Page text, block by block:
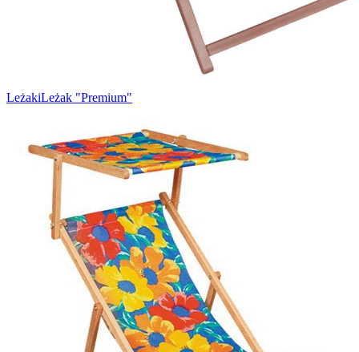
LeżakiLeżak "Premium"